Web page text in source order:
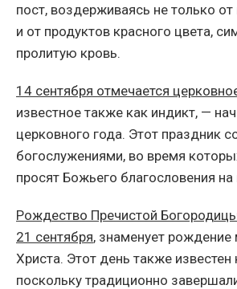
пост, воздерживаясь не только
и от продуктов красного цвета,
пролитую кровь.
14 сентября отмечается
известное также как индикт, —
церковного года. Этот праздник
богослужениями, во время
просят Божьего благословения
Рождество Пречистой
21 сентября, знаменует рождение
Христа. Этот день также
поскольку традиционно